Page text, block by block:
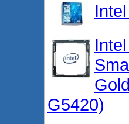
G5420)